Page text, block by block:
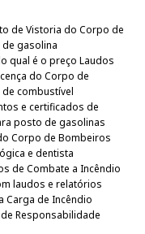
de Vistoria do Corpo de
gasolina
qual é o preço Laudos
do Corpo de
combustível
e certificados de
posto de gasolinas
Corpo de Bombeiros
e dentista
de Combate a Incêndio
laudos e relatórios
Carga de Incêndio
Responsabilidade